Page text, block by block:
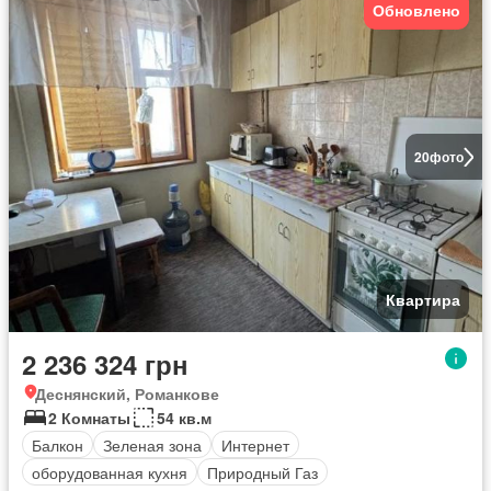
20фото
Обновлено
Квартира
2 236 324 грн
Деснянский, Романкове
2 Комнаты
54 кв.м
Балкон
Зеленая зона
Интернет
оборудованная кухня
Природный Газ